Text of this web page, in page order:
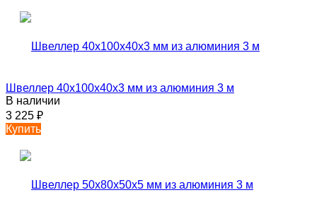
Швеллер 40х100х40х3 мм из алюминия 3 м
В наличии
3 225 ₽
Купить